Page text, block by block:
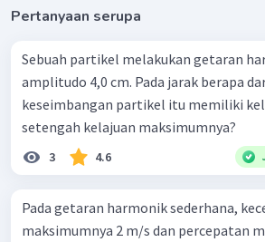
Pertanyaan serupa
Sebuah partikel melakukan getaran
amplitudo 4,0 cm. Pada jarak berapa
keseimbangan partikel itu memiliki
setengah kelajuan maksimumnya?
3 4.6
Pada getaran harmonik sederhana,
maksimumnya 2 m/s dan percepatan